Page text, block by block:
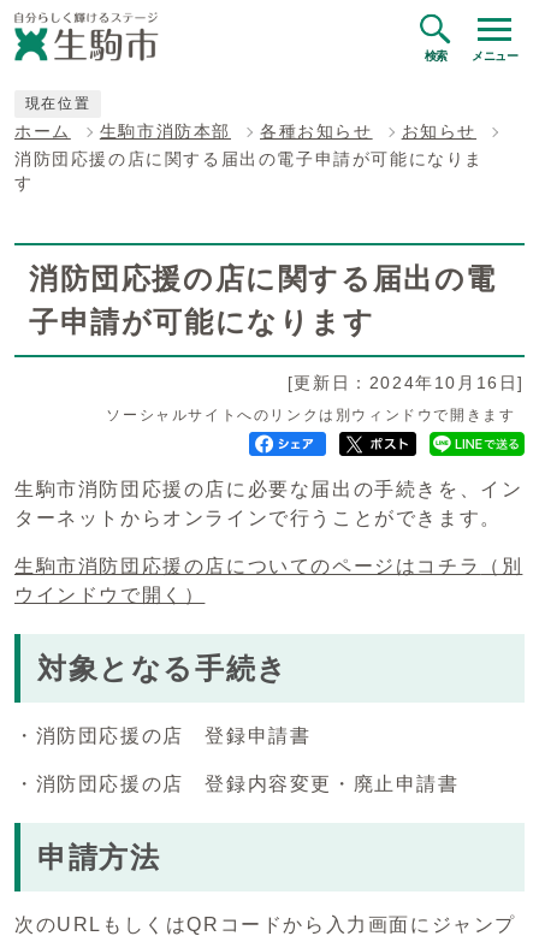
検索 メニュー
現在位置
ホーム 生駒市消防本部 各種お知らせ
お知らせ
消防団応援の店に関する届出の電子申請が可能になりま
す
消防団応援の店に関する届出の電
子申請が可能になります
[更新日：2024年10月16日]
ソーシャルサイトへのリンクは別ウィンドウで開きます
生駒市消防団応援の店に必要な届出の手続きを、イン
ターネットからオンラインで行うことができます。
生駒市消防団応援の店についてのページはコチラ
（別
ウインドウで開く）
対象となる手続き
・消防団応援の店 登録申請書
・消防団応援の店 登録内容変更・廃止申請書
申請方法
次のURLもしくはQRコードから入力画面にジャンプ